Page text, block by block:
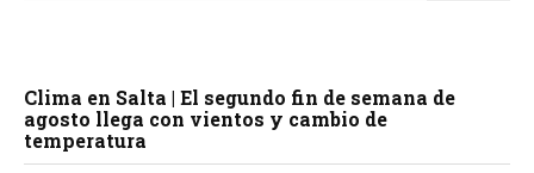
Clima en Salta | El segundo fin de semana de
agosto llega con vientos y cambio de
temperatura